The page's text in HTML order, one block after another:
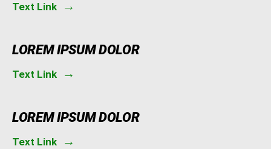
Text Link
LOREM IPSUM DOLOR
Text Link
LOREM IPSUM DOLOR
Text Link